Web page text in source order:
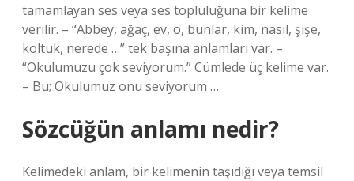
tamamlayan ses veya ses topluluğuna bir kelime
verilir. – “Abbey, ağaç, ev, o, bunlar, kim, nasıl, şişe,
koltuk, nerede …” tek başına anlamları var. –
“Okulumuzu çok seviyorum.” Cümlede üç kelime var.
– Bu; Okulumuz onu seviyorum …
Sözcüğün anlamı nedir?
Kelimedeki anlam, bir kelimenin taşıdığı veya temsil